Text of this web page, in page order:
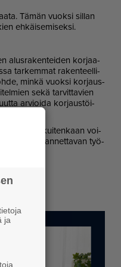
Tä­män vuok­si sil­lan
eh­käi­se­mi­sek­si.
alus­ra­ken­tei­den kor­jaa­
tar­kem­mat ra­ken­teel­li­
min­kä vuok­si kor­jaus­
sekä tar­vit­ta­vien
ar­vi­oi­da kor­jaus­töi­
ris­ke­jä ei kui­ten­kaan voi­
an­net­ta­van työ­
ja